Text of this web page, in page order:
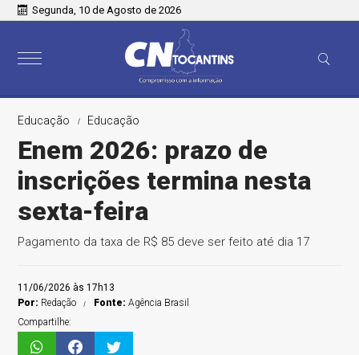
Segunda, 10 de Agosto de 2026
Educação Educação
Enem 2026: prazo de
inscrições termina nesta
sexta-feira
Pagamento da taxa de R$ 85 deve ser feito até dia 17
11/06/2026 às 17h13
Por: Redação Fonte:Agência Brasil
Compartilhe: